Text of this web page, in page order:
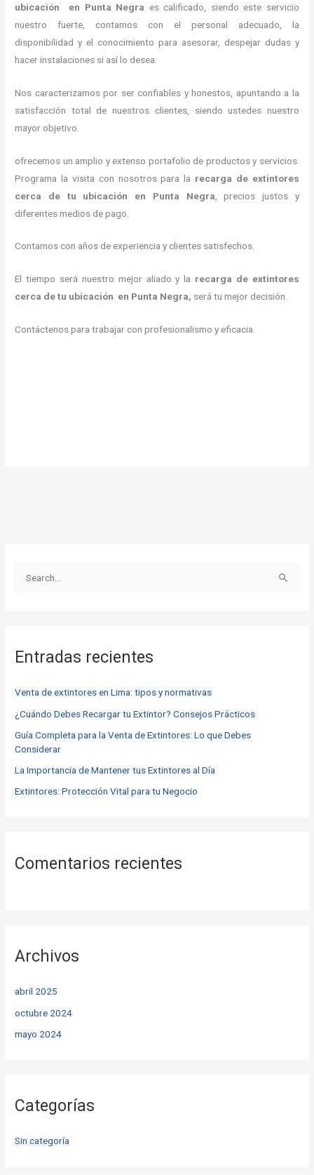
ubicación en Punta Negra es calificado, siendo este servicio
nuestro fuerte, contamos con el personal adecuado, la
disponibilidad y el conocimiento para asesorar, despejar dudas y
hacer instalaciones si así lo desea.
Nos caracterizamos por ser confiables y honestos, apuntando a la
satisfacción total de nuestros clientes, siendo ustedes nuestro
mayor objetivo.
ofrecemos un amplio y extenso portafolio de productos y servicios.
Programa la visita con nosotros para la recarga de extintores
cerca de tu ubicación en Punta Negra , precios justos y
diferentes medios de pago.
Contamos con años de experiencia y clientes satisfechos.
El tiempo será nuestro mejor aliado y la recarga de extintores
cerca de tu ubicación en Punta Negra, será tu mejor decisión.
Contáctenos para trabajar con profesionalismo y eficacia.
a
p
o
r
:
Entradas recientes
Venta de extintores en Lima: tipos y normativas
¿Cuándo Debes Recargar tu Extintor? Consejos Prácticos
Guía Completa para la Venta de Extintores: Lo que Debes
Considerar
La Importancia de Mantener tus Extintores al Día
Extintores: Protección Vital para tu Negocio
Comentarios recientes
Archivos
abril 2025
octubre 2024
mayo 2024
Categorías
Sin categoría